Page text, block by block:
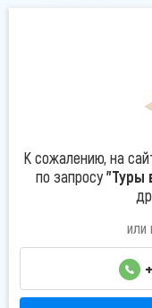
К сожалению, на
по запросу"Туры
или